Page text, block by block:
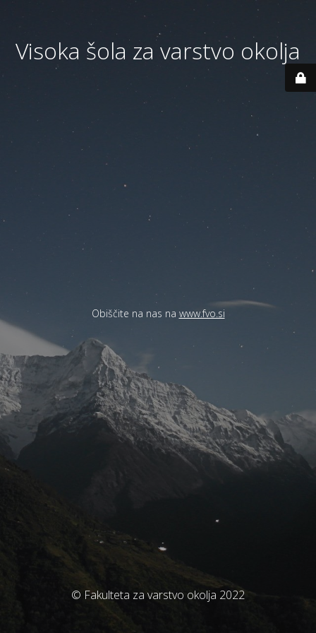
Visoka šola za varstvo okolja
Obiščite na nas na www.fvo.si
© Fakulteta za varstvo okolja 2022